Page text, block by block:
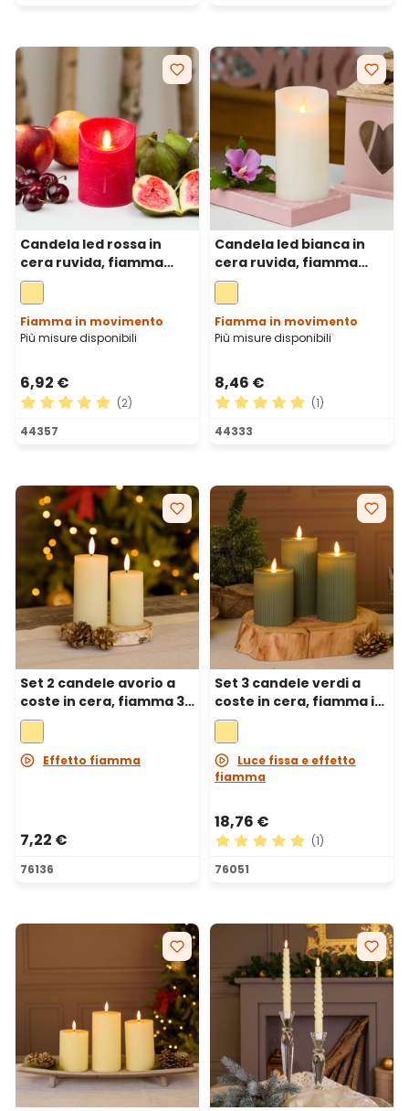
Candela led rossa in
cera ruvida, fiamma
mobile, h 10 cm, Ø 7,5 cm
Fiamma in movimento
Più misure disponibili
6,92 €
Valutazione media di 5 su 5 stelle
(2)
44357
Candela led bianca in
cera ruvida, fiamma
mobile, h 15 cm, Ø 7,5 cm
Fiamma in movimento
Più misure disponibili
8,46 €
Valutazione media di 5 su
(1)
44333
Set 2 candele avorio a
coste in cera, fiamma 3D
con stoppino, h 7,5-10
cm
Effetto fiamma
7,22 €
76136
Set 3 candele verdi a
coste in cera, fiamma in
movimento, h 10-12,5-15
cm
Luce fissa e effetto
fiamma
18,76 €
Valutazione media di 5 su
(1)
76051